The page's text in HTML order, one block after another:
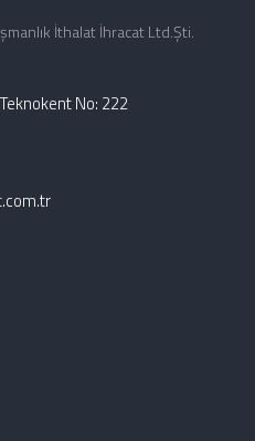
İthalat İhracat Ltd.Şti.
No: 222